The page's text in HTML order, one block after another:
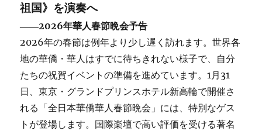
催
祖国》を演奏へ
――2026年華人春節晩会予告
2026年の春節は例年より少し遅く訪れます。世界各
地の華僑・華人はすでに待ちきれない様子で、自分
たちの祝賀イベントの準備を進めています。1月31
日、東京・グランドプリンスホテル新高輪で開催さ
れる「全日本華僑華人春節晩会」には、特別なゲス
トが登場します。国際楽壇で高い評価を受ける著名